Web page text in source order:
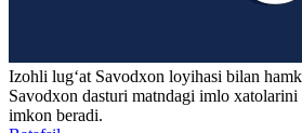
Izohli lugʻat Savodxon loyihasi bilan
Savodxon dasturi matndagi imlo xatolarini
imkon beradi.